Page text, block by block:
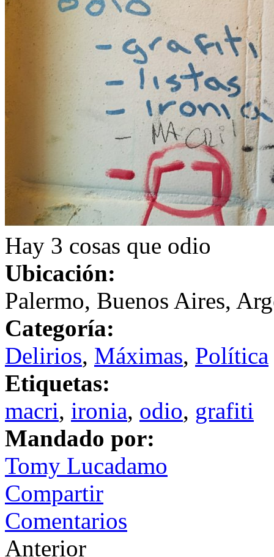
Hay 3 cosas que odio
Ubicación:
Palermo, Buenos Aires,
Categoría:
Delirios, Máximas, Política
Etiquetas:
macri, ironia, odio, grafiti
Mandado por:
Tomy Lucadamo
Compartir
Comentarios
Anterior